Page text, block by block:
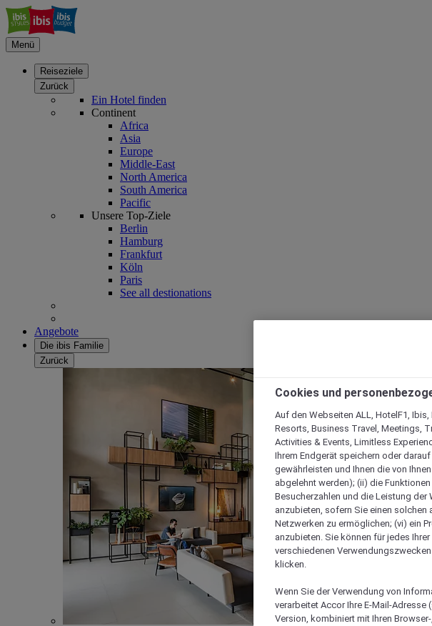
Menü
Reiseziele
Zurück
Ein Hotel finden
Continent
Africa
Asia
Europe
Middle-East
North America
South America
Pacific
Unsere Top-Ziele
Berlin
Hamburg
Frankfurt
Köln
Paris
See all destionations
Angebote
Die ibis Familie
Zurück
Cookies und
Auf den Webseiten ALL, HotelF1,
Resorts, Business Travel, Meetings,
Activities & Events, Limitless
Ihrem Endgerät speichern oder
gewährleisten und Ihnen die von
abgelehnt werden); (ii) die
Besucherzahlen und die Leistung der
anzubieten, sofern Sie einen solchen
Netzwerken zu ermöglichen; (vi) ein
anzubieten. Sie können für jedes
verschiedenen
klicken.
Wenn Sie der Verwendung von
verarbeitet Accor Ihre E-Mail-Adresse
Version, kombiniert mit Ihren